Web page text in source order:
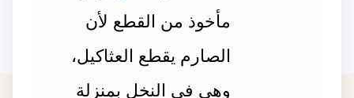
مأخوذ من القطع لأن
الصارم يقطع العثاكيل،
وهي في النخل بمنزلة